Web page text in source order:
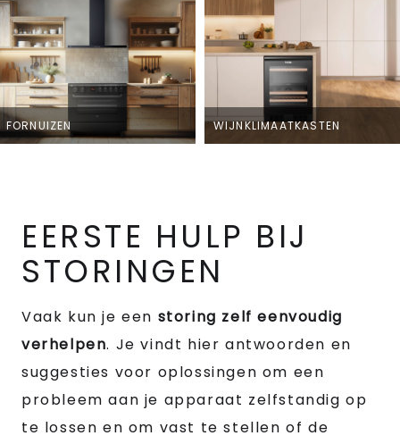
FORNUIZEN WIJNKLIMAATKASTEN
EERSTE HULP BIJ
STORINGEN
Vaak kun je een storing zelf eenvoudig
verhelpen. Je vindt hier antwoorden en
suggesties voor oplossingen om een
probleem aan je apparaat zelfstandig op
te lossen en om vast te stellen of de